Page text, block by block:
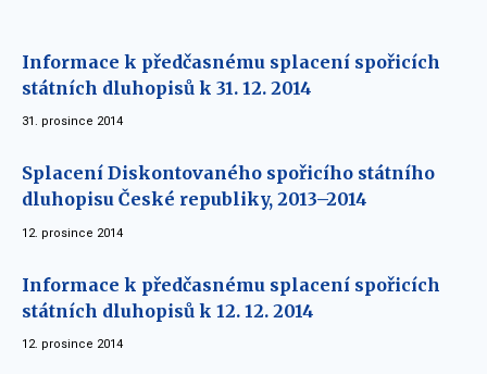
Informace k předčasnému splacení spořicích
státních dluhopisů k 31. 12. 2014
31. prosince 2014
Splacení Diskontovaného spořicího státního
dluhopisu České republiky, 2013–2014
12. prosince 2014
Informace k předčasnému splacení spořicích
státních dluhopisů k 12. 12. 2014
12. prosince 2014